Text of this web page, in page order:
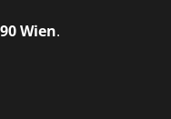
Wien.